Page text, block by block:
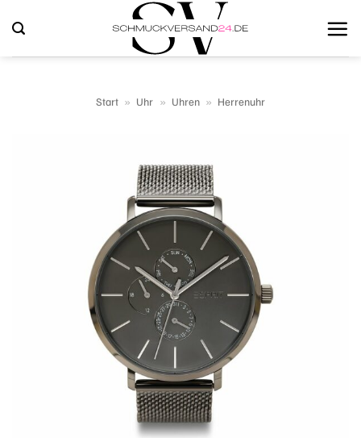
Inhalt
springen
Start » Uhr » Uhren » Herrenuhr